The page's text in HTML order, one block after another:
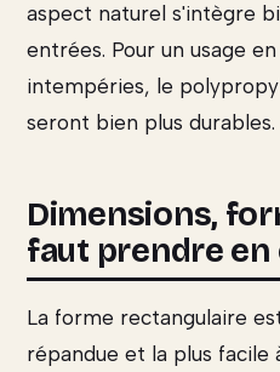
aspect naturel s'intègre
entrées. Pour un usage
intempéries, le
seront bien plus durables.
Dimensions,
faut prendre
La forme rectangulaire
répandue et la plus facile